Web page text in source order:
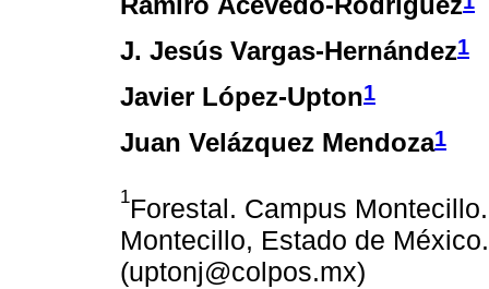
J. Jesús Vargas-Hernández1
Javier López-Upton1
Juan Velázquez Mendoza1
1Forestal. Campus
Montecillo, Estado de
(uptonj@colpos.mx)